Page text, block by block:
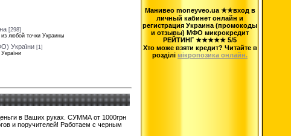
[298]
любой точки Украины
України [1]
України
в Ваших руках. СУММА от 1000грн
и поручителей! Работаем с черным
Манивео moneyveo.ua ★★вход в
личный кабинет онлайн и
регистрация Украина (промокоды
и отзывы) МФО микрокредит
РЕЙТИНГ ★★★★★ 5/5
Хто може взяти кредит? Читайте в
розділі мікропозика онлайн.